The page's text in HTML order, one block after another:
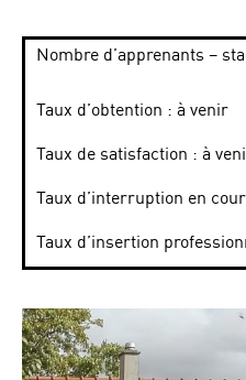
Nombre d’apprenants –
Taux d’obtention : à venir
Taux de satisfaction : à
Taux d’interruption en
Taux d’insertion